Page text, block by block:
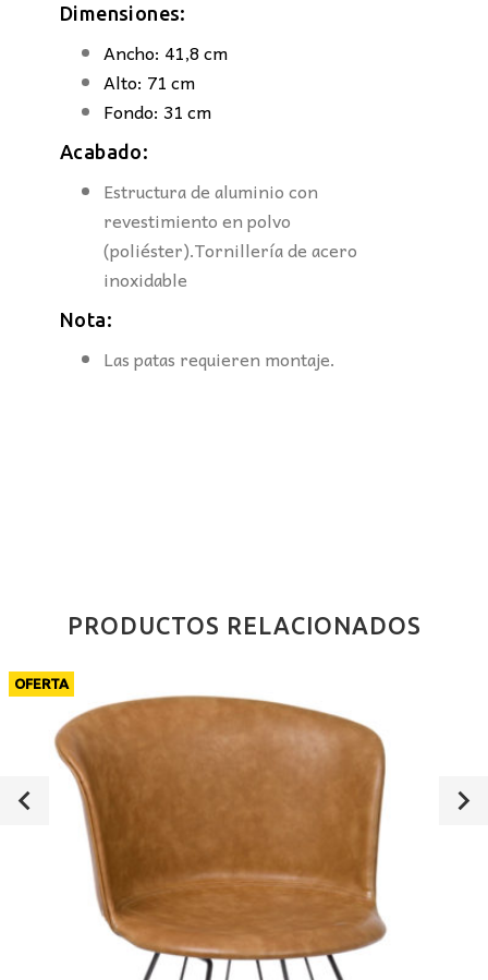
Dimensiones:
Ancho: 41,8 cm
Alto: 71 cm
Fondo: 31 cm
Acabado:
Estructura de aluminio con
revestimiento en polvo
(poliéster).Tornillería de acero
inoxidable
Nota:
Las patas requieren montaje.
PRODUCTOS RELACIONADOS
OFERTA